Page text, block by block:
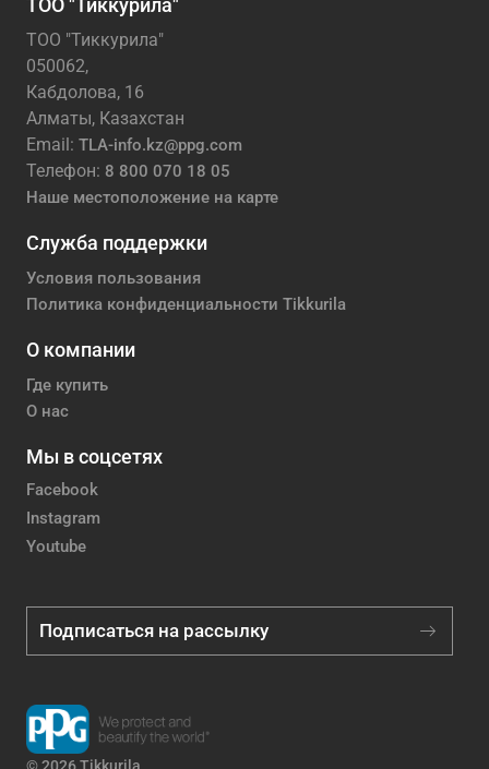
ТОО "Тиккурила"
ТОО "Тиккурила"
050062,
Кабдолова, 16
Алматы, Казахстан
Email: TLA-info.kz@ppg.com
Телефон: 8 800 070 18 05
Наше местоположение на карте
Служба поддержки
Условия пользования
Политика конфиденциальности Tikkurila
О компании
Где купить
О нас
Мы в соцсетях
Facebook
Instagram
Youtube
Подписаться на рассылку